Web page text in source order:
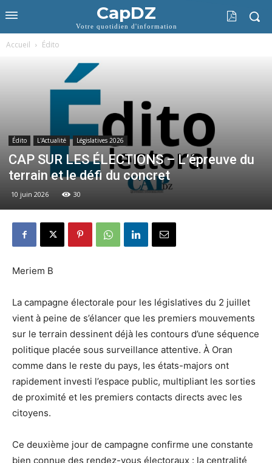
CapDZ
Votre quotidien d'information
Accueil Édito
Édito L'Actualité Législatives 2026
CAP SUR LES ÉLECTIONS – L’épreuve du
terrain et le défi du concret
10 juin 2026 30
Meriem B
La campagne électorale pour les législatives du 2 juillet
vient à peine de s’élancer que les premiers mouvements
sur le terrain dessinent déjà les contours d’une séquence
politique placée sous surveillance attentive. À Oran
comme dans le reste du pays, les états-majors ont
rapidement investi l’espace public, multipliant les sorties
de proximité et les premiers contacts directs avec les
citoyens.
Ce deuxième jour de campagne confirme une constante
bien connue des rendez-vous électoraux : la centralité